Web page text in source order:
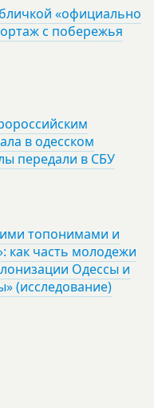
«официально
с побережья
в одесском
передали в СБУ
топонимами и
как часть молодежи
Одессы и
(исследование)